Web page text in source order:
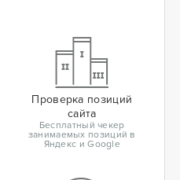
Проверка позиций
сайта
Бесплатный чекер
занимаемых позиций в
Яндекс и Google